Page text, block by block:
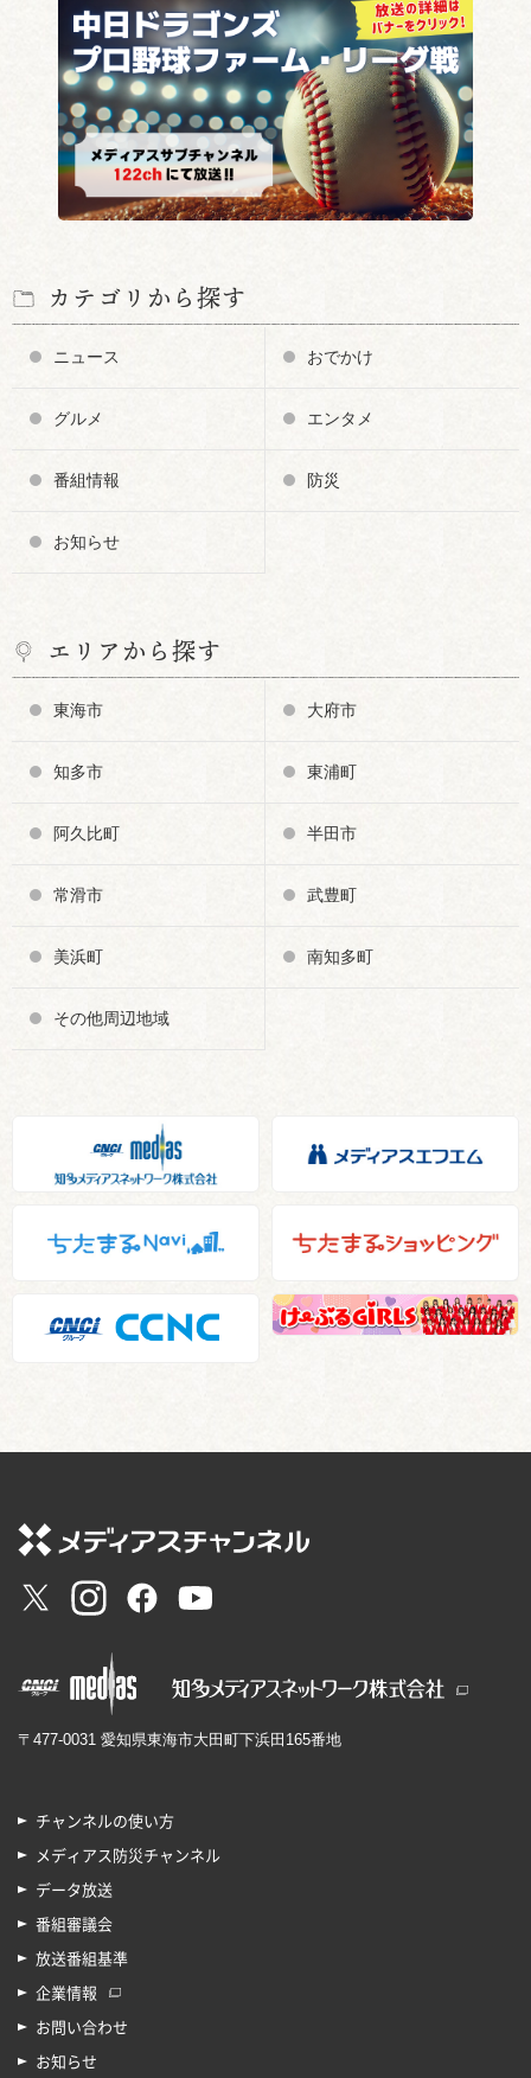
カテゴリから探す
ニュース おでかけ
グルメ エンタメ
番組情報 防災
お知らせ
エリアから探す
東海市 大府市
知多市 東浦町
阿久比町 半田市
常滑市 武豊町
美浜町 南知多町
その他周辺地域
〒477-0031 愛知県東海市大田町下浜田165番地
チャンネルの使い方
メディアス防災チャンネル
データ放送
番組審議会
放送番組基準
企業情報
お問い合わせ
お知らせ